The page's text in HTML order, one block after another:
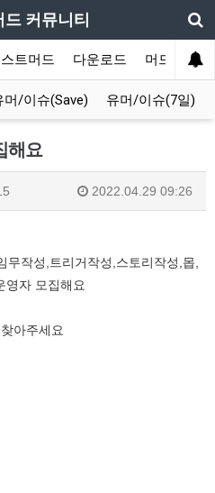
커뮤니티
트머드 다운로드 머드 잡담
머/이슈(Save) 유머/이슈(7일)
해요
2022.04.29 09:26
작성,트리거작성,스토리작성,몹,
영자 모집해요
아주세요